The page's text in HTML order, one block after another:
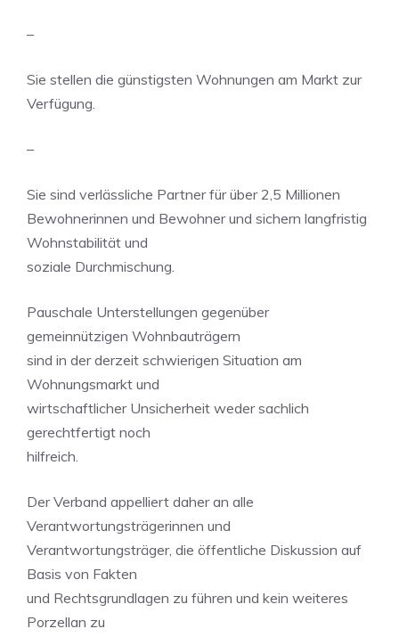
–
Sie stellen die günstigsten Wohnungen am Markt zur
Verfügung.
–
Sie sind verlässliche Partner für über 2,5 Millionen
Bewohnerinnen und Bewohner und sichern langfristig
Wohnstabilität und
soziale Durchmischung.
Pauschale Unterstellungen gegenüber
gemeinnützigen Wohnbauträgern
sind in der derzeit schwierigen Situation am
Wohnungsmarkt und
wirtschaftlicher Unsicherheit weder sachlich
gerechtfertigt noch
hilfreich.
Der Verband appelliert daher an alle
Verantwortungsträgerinnen und
Verantwortungsträger, die öffentliche Diskussion auf
Basis von Fakten
und Rechtsgrundlagen zu führen und kein weiteres
Porzellan zu